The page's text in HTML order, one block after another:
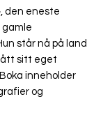
den eneste
står nå på land
sitt eget
inneholder
og